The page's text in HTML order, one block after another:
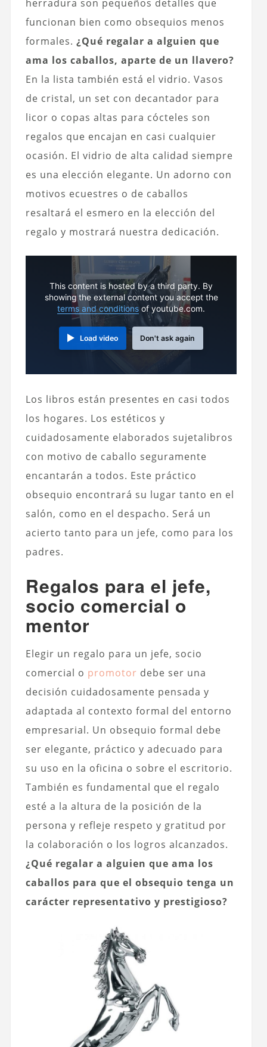
herradura son pequeños detalles que
funcionan bien como obsequios menos
formales. ¿Qué regalar a alguien que
ama los caballos, aparte de un llavero?
En la lista también está el vidrio. Vasos
de cristal, un set con decantador para
licor o copas altas para cócteles son
regalos que encajan en casi cualquier
ocasión. El vidrio de alta calidad siempre
es una elección elegante. Un adorno con
motivos ecuestres o de caballos
resaltará el esmero en la elección del
regalo y mostrará nuestra dedicación.
This content is hosted by a third party. By
showing the external content you accept the
terms and conditions of youtube.com.
Load video Don't ask again
Los libros están presentes en casi todos
los hogares. Los estéticos y
cuidadosamente elaborados sujetalibros
con motivo de caballo seguramente
encantarán a todos. Este práctico
obsequio encontrará su lugar tanto en el
salón, como en el despacho. Será un
acierto tanto para un jefe, como para los
padres.
Regalos para el jefe,
socio comercial o
mentor
Elegir un regalo para un jefe, socio
comercial o promotor debe ser una
decisión cuidadosamente pensada y
adaptada al contexto formal del entorno
empresarial. Un obsequio formal debe
ser elegante, práctico y adecuado para
su uso en la oficina o sobre el escritorio.
También es fundamental que el regalo
esté a la altura de la posición de la
persona y refleje respeto y gratitud por
la colaboración o los logros alcanzados.
¿Qué regalar a alguien que ama los
caballos para que el obsequio tenga un
carácter representativo y prestigioso?